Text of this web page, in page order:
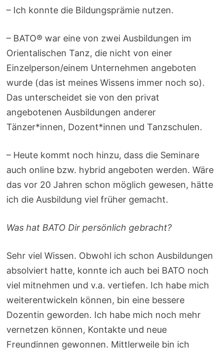
– Ich konnte die Bildungsprämie nutzen.
– BATO® war eine von zwei Ausbildungen im
Orientalischen Tanz, die nicht von einer
Einzelperson/einem Unternehmen angeboten
wurde (das ist meines Wissens immer noch so).
Das unterscheidet sie von den privat
angebotenen Ausbildungen anderer
Tänzer*innen, Dozent*innen und Tanzschulen.
– Heute kommt noch hinzu, dass die Seminare
auch online bzw. hybrid angeboten werden. Wäre
das vor 20 Jahren schon möglich gewesen, hätte
ich die Ausbildung viel früher gemacht.
Was hat BATO Dir persönlich gebracht?
Sehr viel Wissen. Obwohl ich schon Ausbildungen
absolviert hatte, konnte ich auch bei BATO noch
viel mitnehmen und v.a. vertiefen. Ich habe mich
weiterentwickeln können, bin eine bessere
Dozentin geworden. Ich habe mich noch mehr
vernetzen können, Kontakte und neue
Freundinnen gewonnen. Mittlerweile bin ich